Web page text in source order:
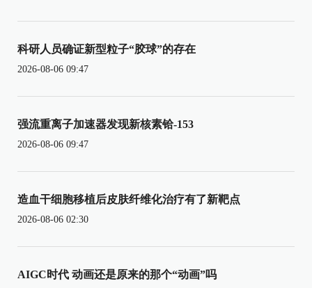
科研人员确证新型粒子“胶球”的存在
2026-08-06 09:47
强流重离子加速器发现新核素铪-153
2026-08-06 09:47
造血干细胞移植后皮肤纤维化治疗有了新靶点
2026-08-06 02:30
AIGC时代 动画还是原来的那个“动画”吗